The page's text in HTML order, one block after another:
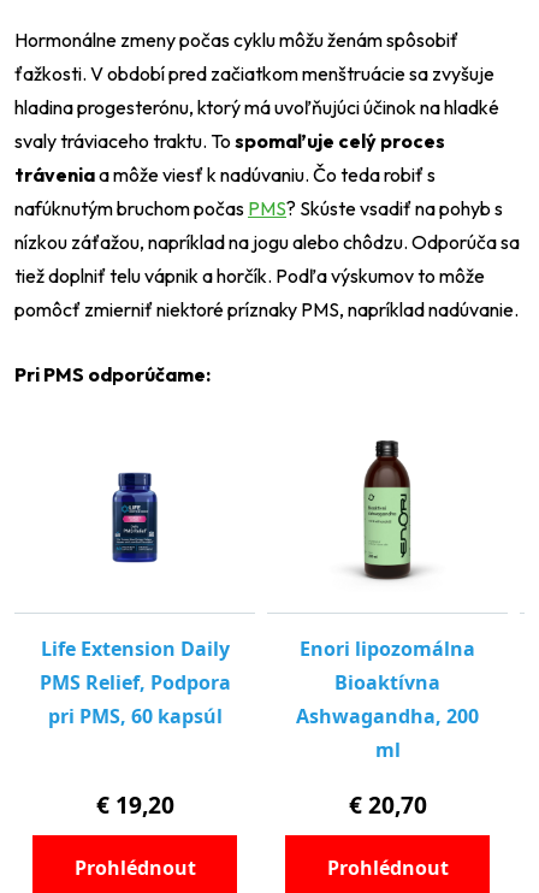
Hormonálne zmeny počas cyklu môžu ženám spôsobiť
ťažkosti. V období pred začiatkom menštruácie sa zvyšuje
hladina progesterónu, ktorý má uvoľňujúci účinok na hladké
svaly tráviaceho traktu. To spomaľuje celý proces
tráveniaa môže viesť k nadúvaniu. Čo teda robiť s
nafúknutým bruchom počas PMS? Skúste vsadiť na pohyb s
nízkou záťažou, napríklad na jogu alebo chôdzu. Odporúča sa
tiež doplniť telu vápnik a horčík. Podľa výskumov to môže
pomôcť zmierniť niektoré príznaky PMS, napríklad nadúvanie.
Pri PMS odporúčame: